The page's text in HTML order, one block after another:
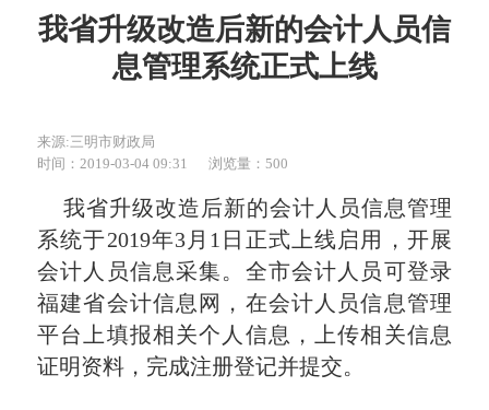
我省升级改造后新的会计人员信
息管理系统正式上线
来源:三明市财政局
时间：2019-03-04 09:31
浏览量：500
我省升级改造后新的会计人员信息管理
系统于2019年3月 1 日正式上线启用，开展
会计人员信息采集。全市会计人员可登录
福建省会计信息网，在会计人员信息管理
平台上填报相关个人信息，上传相关信息
证明资料，完成注册登记并提交。